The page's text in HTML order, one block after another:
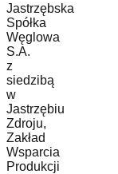
Jastrzębska
Spółka
Węglowa
S.A.
z
siedzibą
w
Jastrzębiu
Zdroju,
Zakład
Wsparcia
Produkcji